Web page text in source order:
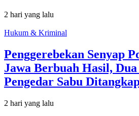
2 hari yang lalu
Hukum & Kriminal
Penggerebekan Senyap
Jawa Berbuah Hasil,
Pengedar Sabu
2 hari yang lalu